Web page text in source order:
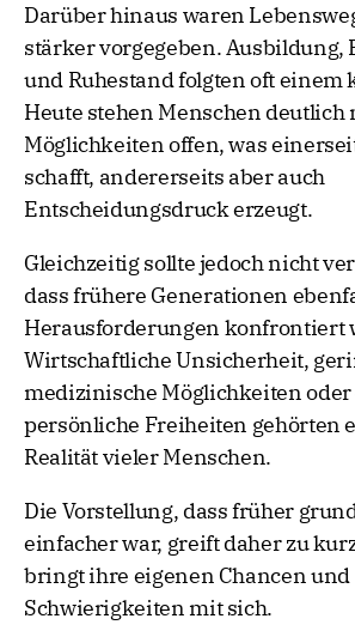
Darüber hinaus waren
stärker vorgegeben. Ausbildung,
und Ruhestand folgten oft einem
Heute stehen Menschen deutlich
Möglichkeiten offen, was
schafft, andererseits aber auch
Entscheidungsdruck erzeugt.
Gleichzeitig sollte jedoch nicht
dass frühere Generationen
Herausforderungen konfrontiert
Wirtschaftliche Unsicherheit,
medizinische Möglichkeiten
persönliche Freiheiten gehörten
Realität vieler Menschen.
Die Vorstellung, dass früher
einfacher war, greift daher zu
bringt ihre eigenen Chancen und
Schwierigkeiten mit sich.